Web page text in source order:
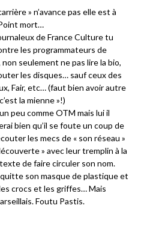
» n’avance pas elle est à
mort…
de France Culture tu
les programmateurs de
seulement ne pas lire la bio,
les disques… sauf ceux des
Fair, etc… (faut bien avoir autre
la mienne »!)
peu comme OTM mais lui il
bien qu’il se foute un coup de
les mecs de « son réseau »
» avec leur tremplin à la
de faire circuler son nom.
son masque de plastique et
crocs et les griffes… Mais
Foutu Pastis.